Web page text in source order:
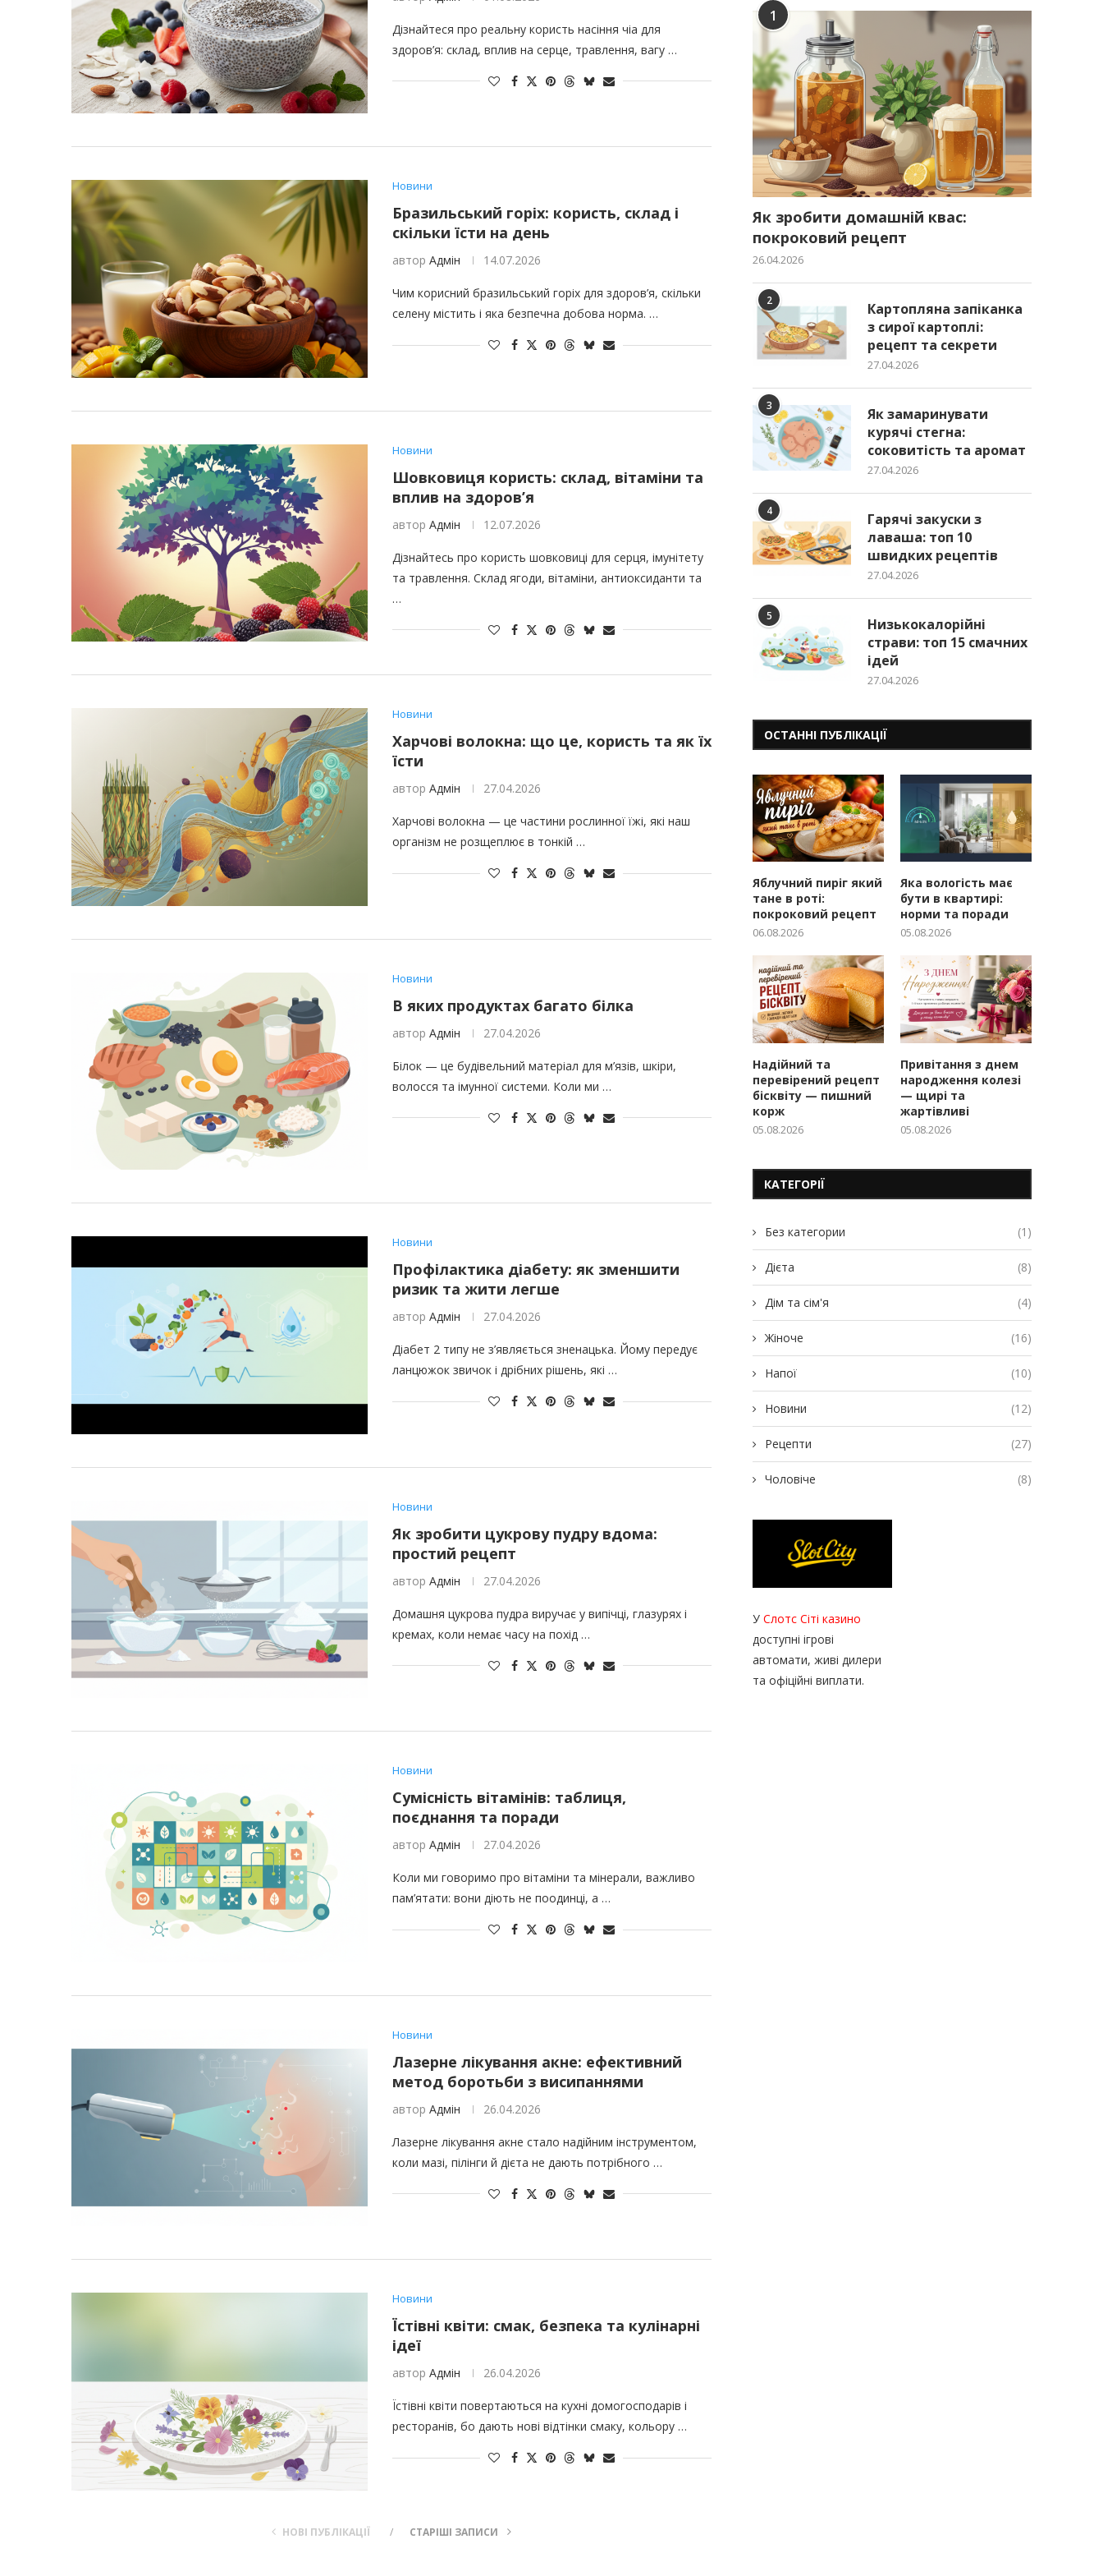
Дізнайтеся про реальну користь насіння чіа для
здоров’я: склад, вплив на серце, травлення, вагу …
Новини
Бразильський горіх: користь, склад і
скільки їсти на день
автор Адмін 14.07.2026
Чим корисний бразильський горіх для здоров’я, скільки
селену містить і яка безпечна добова норма. …
Новини
Шовковиця користь: склад, вітаміни та
вплив на здоров’я
автор Адмін 12.07.2026
Дізнайтесь про користь шовковиці для серця, імунітету
та травлення. Склад ягоди, вітаміни, антиоксиданти та
…
Новини
Харчові волокна: що це, користь та як їх
їсти
автор Адмін 27.04.2026
Харчові волокна — це частини рослинної їжі, які наш
організм не розщеплює в тонкій …
Новини
В яких продуктах багато білка
автор Адмін 27.04.2026
Білок — це будівельний матеріал для м’язів, шкіри,
волосся та імунної системи. Коли ми …
Новини
Профілактика діабету: як зменшити
ризик та жити легше
автор Адмін 27.04.2026
Діабет 2 типу не з’являється зненацька. Йому передує
ланцюжок звичок і дрібних рішень, які …
Новини
Як зробити цукрову пудру вдома:
простий рецепт
автор Адмін 27.04.2026
Домашня цукрова пудра виручає у випічці, глазурях і
кремах, коли немає часу на похід …
Новини
Сумісність вітамінів: таблиця,
поєднання та поради
автор Адмін 27.04.2026
Коли ми говоримо про вітаміни та мінерали, важливо
пам’ятати: вони діють не поодинці, а …
Новини
Лазерне лікування акне: ефективний
метод боротьби з висипаннями
автор Адмін 26.04.2026
Лазерне лікування акне стало надійним інструментом,
коли мазі, пілінги й дієта не дають потрібного …
Новини
Їстівні квіти: смак, безпека та кулінарні
ідеї
автор Адмін 26.04.2026
Їстівні квіти повертаються на кухні домогосподарів і
ресторанів, бо дають нові відтінки смаку, кольору …
НОВІ ПУБЛІКАЦІЇ СТАРІШІ ЗАПИСИ
1
Як зробити домашній квас:
покроковий рецепт
26.04.2026
2
Картопляна запіканка
з сирої картоплі:
рецепт та секрети
27.04.2026
3
Як замаринувати
курячі стегна:
соковитість та аромат
27.04.2026
4
Гарячі закуски з
лаваша: топ 10
швидких рецептів
27.04.2026
5
Низькокалорійні
страви: топ 15 смачних
ідей
27.04.2026
ОСТАННІ ПУБЛІКАЦІЇ
Яблучний пиріг який
тане в роті:
покроковий рецепт
06.08.2026
Яка вологість має
бути в квартирі:
норми та поради
05.08.2026
Надійний та
перевірений рецепт
бісквіту — пишний
корж
05.08.2026
Привітання з днем
народження колезі
— щирі та
жартівливі
05.08.2026
КАТЕГОРІЇ
Без категории (1)
Дієта (8)
Дім та сім'я (4)
Жіноче (16)
Напої (10)
Новини (12)
Рецепти (27)
Чоловіче (8)
У Слотс Сіті казино
доступні ігрові
автомати, живі дилери
та офіційні виплати.